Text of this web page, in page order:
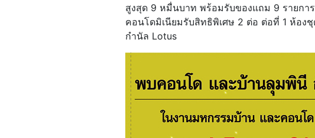
สูงสุด 9 หมื่นบาท พร้อมรับของแถม 9 รายก
คอนโดมิเนียมรับสิทธิพิเศษ 2 ต่อ ต่อที่ 1 ห้อง
กำนัล Lotus